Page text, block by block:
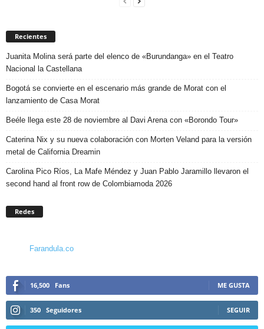
Recientes
Juanita Molina será parte del elenco de «Burundanga» en el Teatro
Nacional la Castellana
Bogotá se convierte en el escenario más grande de Morat con el
lanzamiento de Casa Morat
Beéle llega este 28 de noviembre al Davi Arena con «Borondo Tour»
Caterina Nix y su nueva colaboración con Morten Veland para la versión
metal de California Dreamin
Carolina Pico Ríos, La Mafe Méndez y Juan Pablo Jaramillo llevaron el
second hand al front row de Colombiamoda 2026
Redes
Farandula.co
16,500 Fans ME GUSTA
350 Seguidores SEGUIR